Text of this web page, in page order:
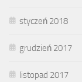
styczeń 2018
grudzień 2017
listopad 2017